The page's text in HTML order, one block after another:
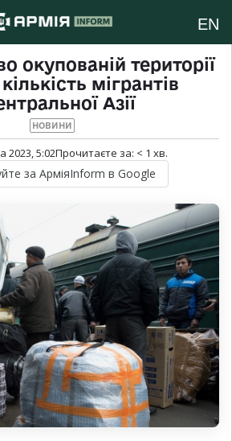
EN
окупованій території
мігрантів
Азії
НОВИНИ
2023, 5:02Прочитаєте за: < 1 хв.
за АрміяInform в Google